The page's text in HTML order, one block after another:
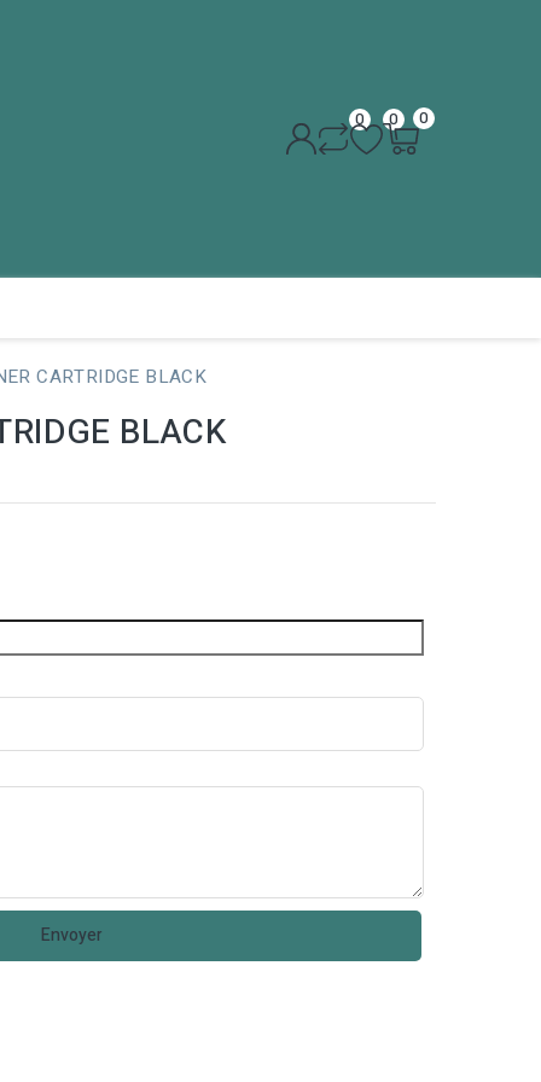
0 0 0
CARTRIDGE BLACK
BLACK